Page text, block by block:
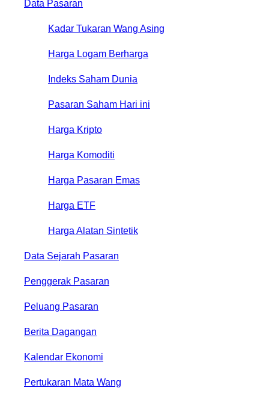
Data Pasaran
Kadar Tukaran Wang Asing
Harga Logam Berharga
Indeks Saham Dunia
Pasaran Saham Hari ini
Harga Kripto
Harga Komoditi
Harga Pasaran Emas
Harga ETF
Harga Alatan Sintetik
Data Sejarah Pasaran
Penggerak Pasaran
Peluang Pasaran
Berita Dagangan
Kalendar Ekonomi
Pertukaran Mata Wang